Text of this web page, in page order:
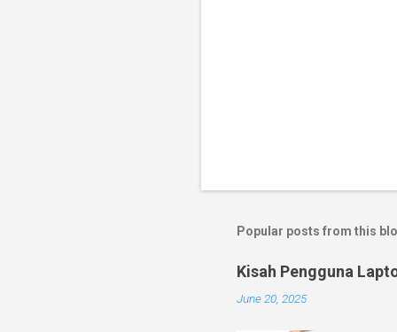
Popular posts from this
Kisah Pengguna
June 20, 2025